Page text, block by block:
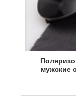
мужские